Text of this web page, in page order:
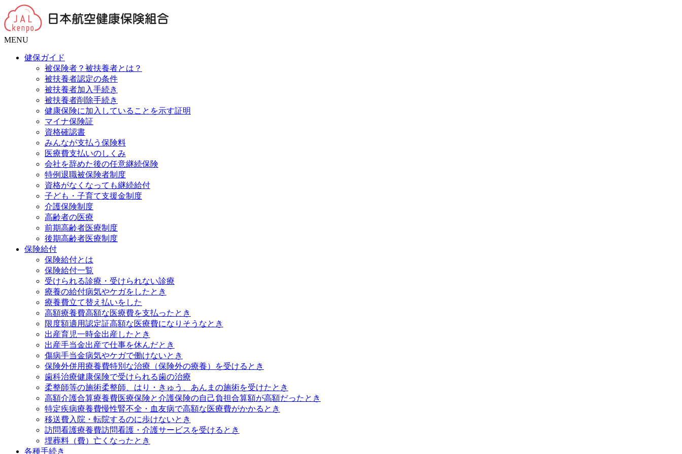
MENU
健保ガイド
被保険者？被扶養者とは？
被扶養者認定の条件
被扶養者加入手続き
被扶養者削除手続き
健康保険に加入していることを示す証明
マイナ保険証
資格確認書
みんなが支払う保険料
医療費支払いのしくみ
会社を辞めた後の任意継続保険
特例退職被保険者制度
資格がなくなっても継続給付
子ども・子育て支援金制度
介護保険制度
高齢者の医療
前期高齢者医療制度
後期高齢者医療制度
保険給付
保険給付とは
保険給付一覧
受けられる診療・受けられない診療
療養の給付病気やケガをしたとき
療養費立て替え払いをした
高額療養費高額な医療費を支払ったとき
限度額適用認定証高額な医療費になりそうなとき
出産育児一時金出産したとき
出産手当金出産で仕事を休んだとき
傷病手当金病気やケガで働けないとき
保険外併用療養費特別な治療（保険外の療養）を受けるとき
歯科治療健康保険で受けられる歯の治療
柔整師等の施術柔整師、はり・きゅう、あんまの施術を受けたとき
高額介護合算療養費医療保険と介護保険の自己負担合算額が高額だったとき
特定疾病療養費慢性腎不全・血友病で高額な医療費がかかるとき
移送費入院・転院するのに歩けないとき
訪問看護療養費訪問看護・介護サービスを受けるとき
埋葬料（費） 亡くなったとき
各種手続き